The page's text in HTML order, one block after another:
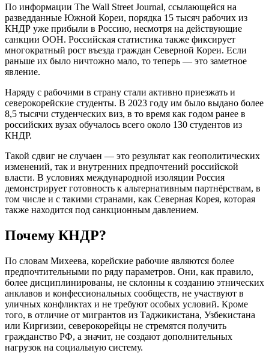
По информации The Wall Street Journal, ссылающейся на
разведданные Южной Кореи, порядка 15 тысяч рабочих из
КНДР уже прибыли в Россию, несмотря на действующие
санкции ООН. Российская статистика также фиксирует
многократный рост въезда граждан Северной Кореи. Если
раньше их было ничтожно мало, то теперь — это заметное
явление.
Наряду с рабочими в страну стали активно приезжать и
северокорейские студенты. В 2023 году им было выдано более
8,5 тысячи студенческих виз, в то время как годом ранее в
российских вузах обучалось всего около 130 студентов из
КНДР.
Такой сдвиг не случаен — это результат как геополитических
изменений, так и внутренних предпочтений российской
власти. В условиях международной изоляции Россия
демонстрирует готовность к альтернативным партнёрствам, в
том числе и с такими странами, как Северная Корея, которая
также находится под санкционным давлением.
Почему КНДР?
По словам Михеева, корейские рабочие являются более
предпочтительными по ряду параметров. Они, как правило,
более дисциплинированы, не склонны к созданию этнических
анклавов и конфессиональных сообществ, не участвуют в
уличных конфликтах и не требуют особых условий. Кроме
того, в отличие от мигрантов из Таджикистана, Узбекистана
или Киргизии, северокорейцы не стремятся получить
гражданство РФ, а значит, не создают дополнительных
нагрузок на социальную систему.